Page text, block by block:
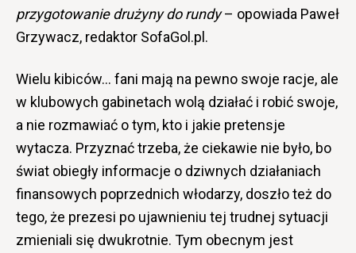
przygotowanie drużyny do rundy– opowiada Paweł
Grzywacz, redaktor SofaGol.pl.
Wielu kibiców… fani mają na pewno swoje racje, ale
w klubowych gabinetach wolą działać i robić swoje,
a nie rozmawiać o tym, kto i jakie pretensje
wytacza. Przyznać trzeba, że ciekawie nie było, bo
świat obiegły informacje o dziwnych działaniach
finansowych poprzednich włodarzy, doszło też do
tego, że prezesi po ujawnieniu tej trudnej sytuacji
zmieniali się dwukrotnie. Tym obecnym jest